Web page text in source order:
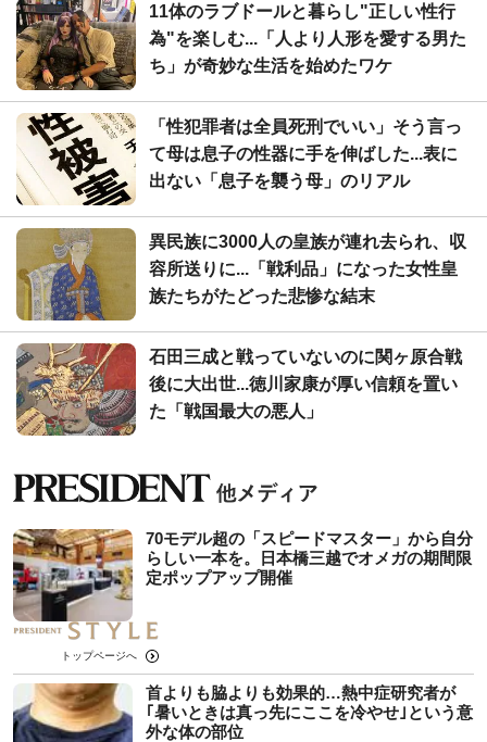
11体のラブドールと暮らし"正しい性行
為"を楽しむ...「人より人形を愛する男た
ち」が奇妙な生活を始めたワケ
「性犯罪者は全員死刑でいい」そう言っ
て母は息子の性器に手を伸ばした...表に
出ない「息子を襲う母」のリアル
異民族に3000人の皇族が連れ去られ、収
容所送りに...「戦利品」になった女性皇
族たちがたどった悲惨な結末
石田三成と戦っていないのに関ヶ原合戦
後に大出世...徳川家康が厚い信頼を置い
た「戦国最大の悪人」
70モデル超の「スピードマスター」から自分
らしい一本を。日本橋三越でオメガの期間限
定ポップアップ開催
トップページへ
首よりも脇よりも効果的…熱中症研究者が
｢暑いときは真っ先にここを冷やせ｣という意
外な体の部位